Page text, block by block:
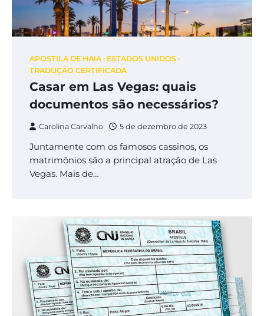
APOSTILA DE HAIA
ESTADOS UNIDOS
TRADUÇÃO CERTIFICADA
Casar em Las Vegas: quais
documentos são necessários?
Carolina Carvalho 5 de dezembro de 2023
Juntamente com os famosos cassinos, os
matrimônios são a principal atração de Las
Vegas. Mais de…